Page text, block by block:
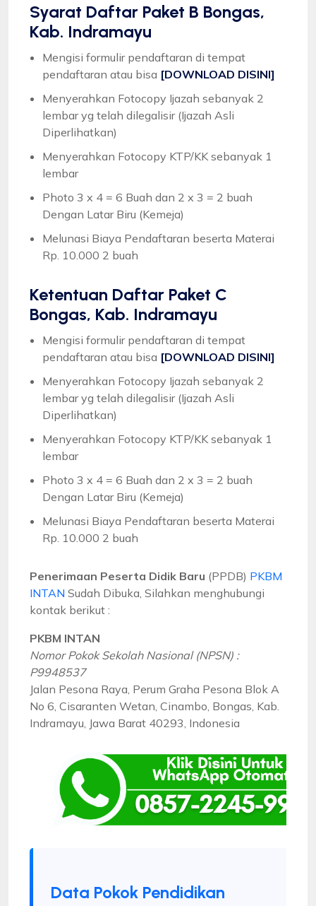
Syarat Daftar Paket B Bongas,
Kab. Indramayu
Mengisi formulir pendaftaran di tempat
pendaftaran atau bisa [DOWNLOAD DISINI]
Menyerahkan Fotocopy Ijazah sebanyak 2
lembar yg telah dilegalisir (Ijazah Asli
Diperlihatkan)
Menyerahkan Fotocopy KTP/KK sebanyak 1
lembar
Photo 3 x 4 = 6 Buah dan 2 x 3 = 2 buah
Dengan Latar Biru (Kemeja)
Melunasi Biaya Pendaftaran beserta Materai
Rp. 10.000 2 buah
Ketentuan Daftar Paket C
Bongas, Kab. Indramayu
Mengisi formulir pendaftaran di tempat
pendaftaran atau bisa [DOWNLOAD DISINI]
Menyerahkan Fotocopy Ijazah sebanyak 2
lembar yg telah dilegalisir (Ijazah Asli
Diperlihatkan)
Menyerahkan Fotocopy KTP/KK sebanyak 1
lembar
Photo 3 x 4 = 6 Buah dan 2 x 3 = 2 buah
Dengan Latar Biru (Kemeja)
Melunasi Biaya Pendaftaran beserta Materai
Rp. 10.000 2 buah
Penerimaan Peserta Didik Baru (PPDB) PKBM
INTAN Sudah Dibuka, Silahkan menghubungi
kontak berikut :
PKBM INTAN
Nomor Pokok Sekolah Nasional (NPSN) :
P9948537
Jalan Pesona Raya, Perum Graha Pesona Blok A
No 6, Cisaranten Wetan, Cinambo, Bongas, Kab.
Indramayu, Jawa Barat 40293, Indonesia
Data Pokok Pendidikan